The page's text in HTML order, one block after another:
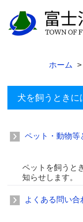
ホーム
犬を飼うとき
ペット・動物等
ペットを飼うと
知らせします。
よくある問い合